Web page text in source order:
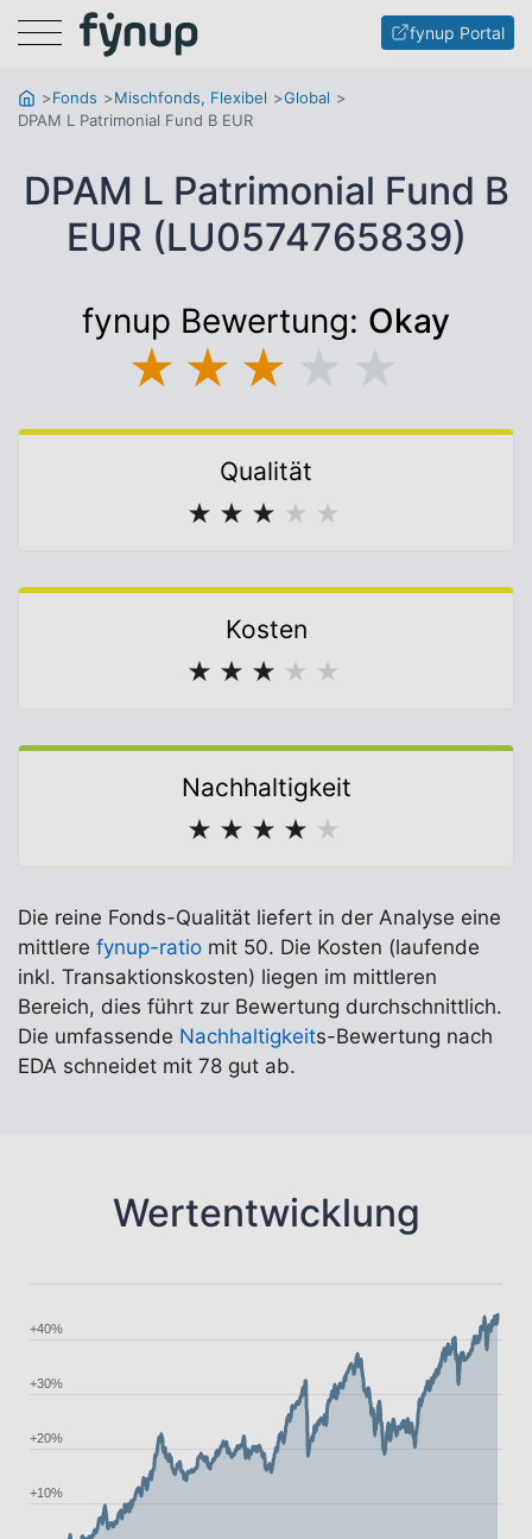
Menu fynup Portal
Fonds Mischfonds, Flexibel
Global
DPAM L Patrimonial Fund B EUR
DPAM L Patrimonial Fund B
EUR (LU0574765839)
fynup Bewertung: Okay
★ ★ ★
Qualität
★ ★ ★ ★ ★
Kosten
★ ★ ★ ★ ★
Nachhaltigkeit
★ ★ ★ ★ ★
Die reine Fonds-Qualität liefert in der Analyse eine
mittlere fynup-ratio mit 50. Die Kosten (laufende
inkl. Transaktionskosten) liegen im mittleren
Bereich, dies führt zur Bewertung durchschnittlich.
Die umfassende Nachhaltigkeits-Bewertung nach
EDA schneidet mit 78 gut ab.
Wertentwicklung
+10%
+20%
+30%
+40%